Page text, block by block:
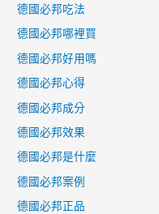
德國必邦吃法
德國必邦哪裡買
德國必邦好用嗎
德國必邦心得
德國必邦成分
德國必邦效果
德國必邦是什麼
德國必邦案例
德國必邦正品